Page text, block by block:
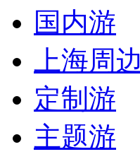
国内游
上海周边
定制游
主题游